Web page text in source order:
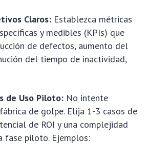
Claros: Establezca métricas
y medibles (KPIs) que
de defectos, aumento del
del tiempo de inactividad,
de Uso Piloto: No intente
de golpe. Elija 1-3 casos de
de ROI y una complejidad
fase piloto. Ejemplos: